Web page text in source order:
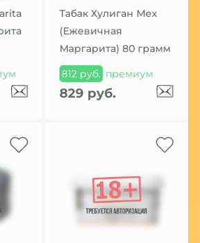
Табак Хулиган Mex
(Ежевичная
Маргарита) 80 грамм
812 руб. премиум
829 руб.